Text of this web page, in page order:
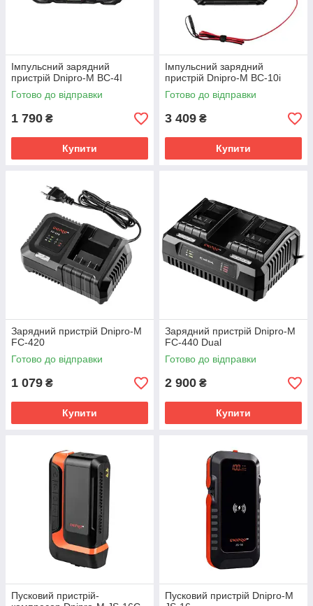
Імпульсний зарядний
пристрій Dnipro-M BC-4I
Готово до відправки
1 790 ₴
Купити
Імпульсний зарядний
пристрій Dnipro-M BC-10i
Готово до відправки
3 409 ₴
Купити
Зарядний пристрій Dnipro-M
FC-420
Готово до відправки
1 079 ₴
Купити
Зарядний пристрій Dnipro-M
FC-440 Dual
Готово до відправки
2 900 ₴
Купити
Пусковий пристрій-
Пусковий пристрій Dnipro-M